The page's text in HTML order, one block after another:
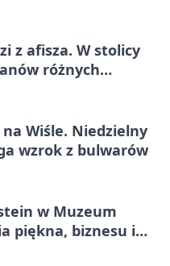
z afisza. W stolicy
różnych
na Wiśle. Niedzielny
wzrok z bulwarów
w Muzeum
piękna, biznesu i